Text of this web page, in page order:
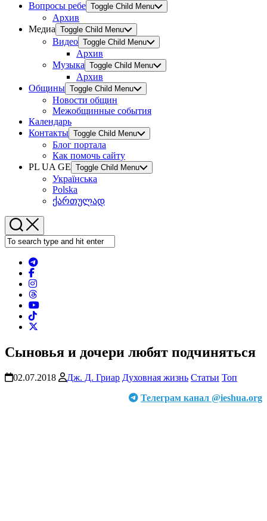
Вопросы ребе Toggle Child Menu
Архив
Медиа Toggle Child Menu
Видео Toggle Child Menu
Архив
Музыка Toggle Child Menu
Архив
Общины Toggle Child Menu
Новости общин
Межобщинные события
Календарь
Контакты Toggle Child Menu
Блог портала
Как помочь сайту
PL UA GE Toggle Child Menu
Українська
Polska
ქართულად
Сыновья и дочери любят подчиняться
02.07.2018 Дж. Д. Гриар Духовная жизнь Статьи Топ
Телеграм канал @ieshua.org